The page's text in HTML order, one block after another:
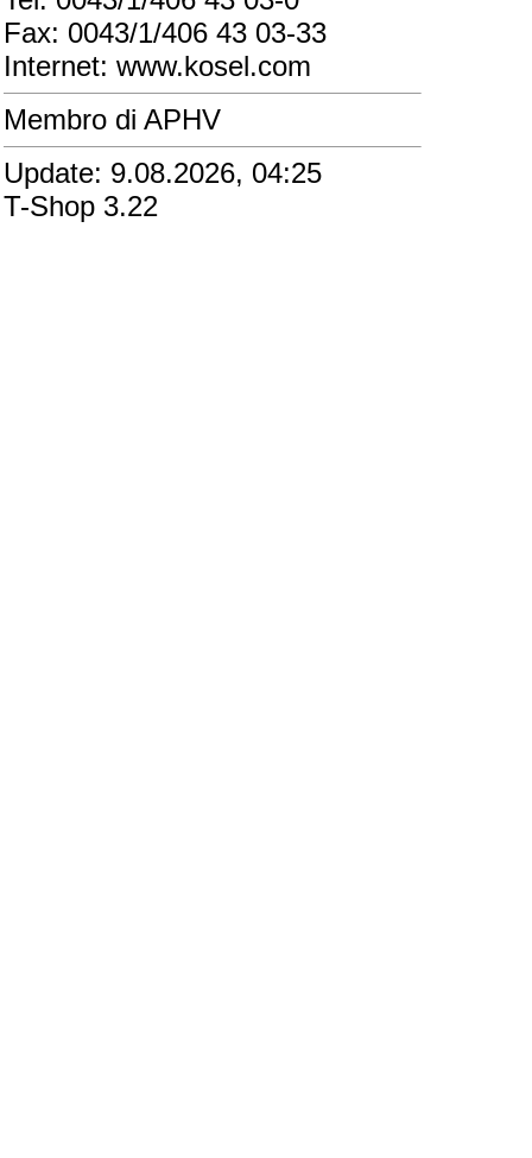
Fax: 0043/1/406 43 03-33
Internet: www.kosel.com
Membro di APHV
Update: 9.08.2026, 04:25
T-Shop 3.22